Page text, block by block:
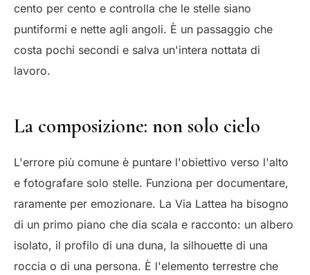
cento per cento e controlla che le stelle siano
puntiformi e nette agli angoli. È un passaggio che
costa pochi secondi e salva un'intera nottata di
lavoro.
La composizione: non solo cielo
L'errore più comune è puntare l'obiettivo verso l'alto
e fotografare solo stelle. Funziona per documentare,
raramente per emozionare. La Via Lattea ha bisogno
di un primo piano che dia scala e racconto: un albero
isolato, il profilo di una duna, la silhouette di una
roccia o di una persona. È l'elemento terrestre che